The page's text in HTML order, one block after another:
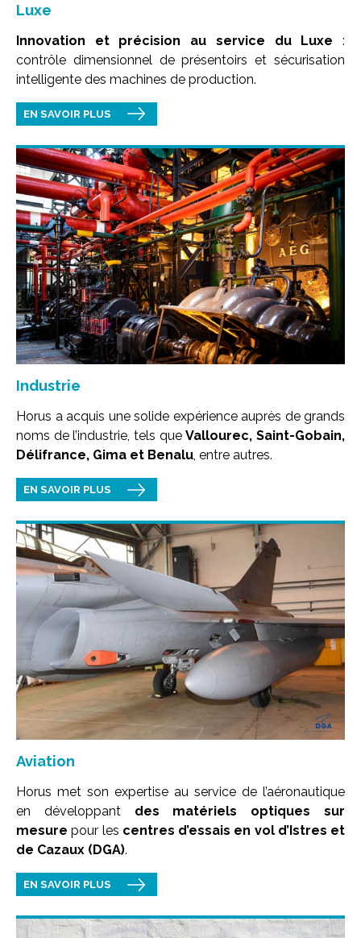
Luxe
Innovation et précision au service du Luxe :
contrôle dimensionnel de présentoirs et sécurisation
intelligente des machines de production.
EN SAVOIR PLUS
Image
Industrie
Horus a acquis une solide expérience auprès de grands
noms de l’industrie, tels queVallourec, Saint-Gobain,
Délifrance, Gima et Benalu, entre autres.
EN SAVOIR PLUS
Image
Aviation
Horus met son expertise au service de l’aéronautique
en développant des matériels optiques sur
mesure pour les centres d’essais en vol d’Istres et
de Cazaux (DGA).
EN SAVOIR PLUS
Image